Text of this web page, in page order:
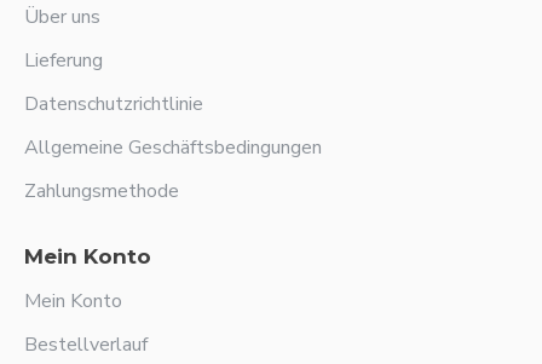
Über uns
Lieferung
Datenschutzrichtlinie
Allgemeine Geschäftsbedingungen
Zahlungsmethode
Mein Konto
Mein Konto
Bestellverlauf